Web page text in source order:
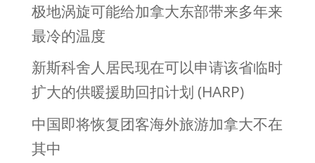
极地涡旋可能给加拿大东部带来多年来
最冷的温度
新斯科舍人居民现在可以申请该省临时
扩大的供暖援助回扣计划 (HARP)
中国即将恢复团客海外旅游加拿大不在
其中